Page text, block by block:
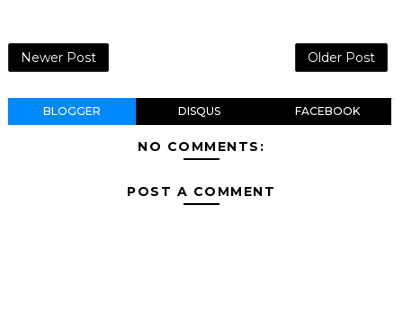
Newer Post Older Post
BLOGGER DISQUS FACEBOOK
NO COMMENTS:
POST A COMMENT